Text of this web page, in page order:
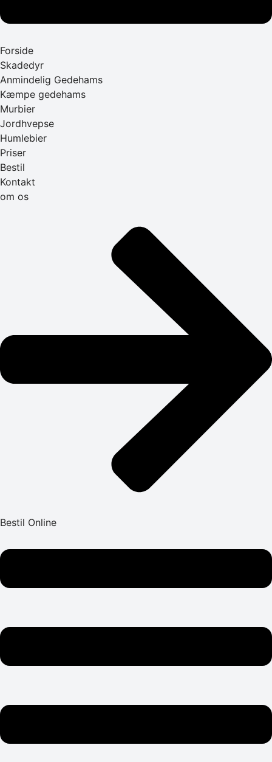
Forside
Skadedyr
Anmindelig Gedehams
Kæmpe gedehams
Murbier
Jordhvepse
Humlebier
Priser
Bestil
Kontakt
om os
Bestil Online